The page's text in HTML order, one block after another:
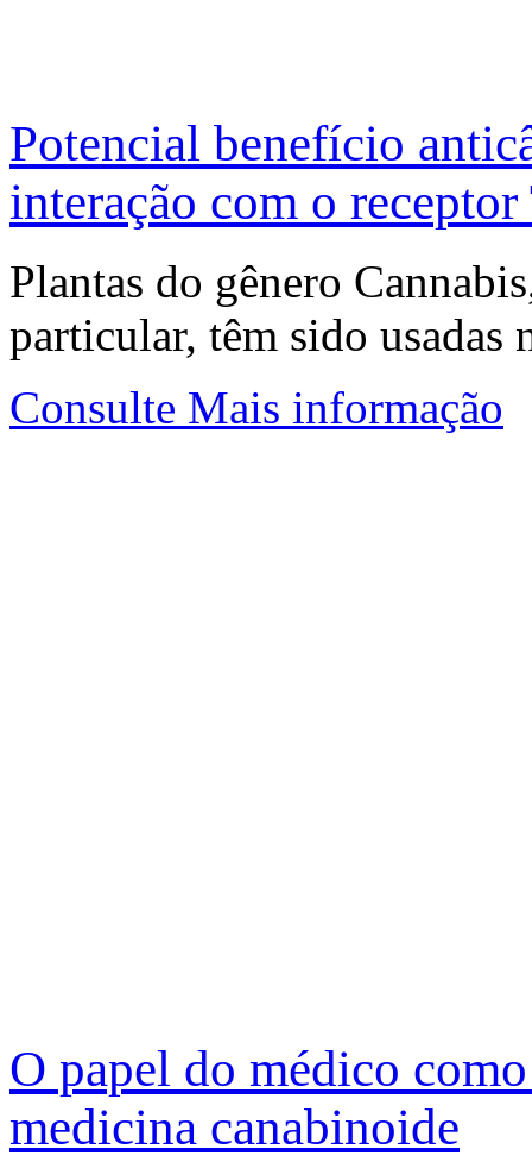
Potencial benefício
interação com o
Plantas do gênero
particular, têm sido
Consulte Mais informação
O papel do médico
medicina canabinoide